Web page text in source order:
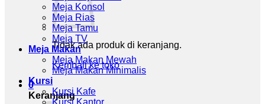
Tidak ada produk di keranjang.
Kembali ke toko
0
Keranjang
Meja Konsol
Meja Rias
Meja Tamu
Meja TV
Meja Makan
Meja Makan Mewah
Meja Makan Minimalis
Kursi
Kursi Kafe
Kursi Kantor